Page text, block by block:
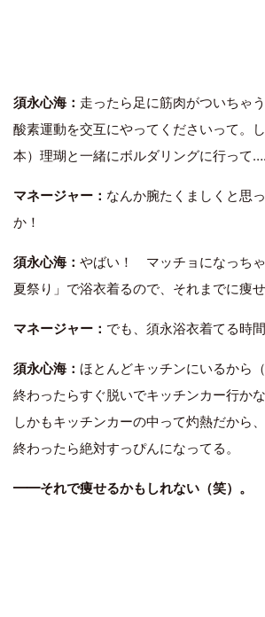
須永心海： 走ったら足に筋肉がついちゃ
酸素運動を交互にやってくださいって。
本）理瑚と一緒にボルダリングに行って
マネージャー： なんか腕たくましくと思
か！
須永心海： やばい！ マッチョになっち
夏祭り」で浴衣着るので、それまでに痩せ
マネージャー： でも、須永浴衣着てる時
須永心海： ほとんどキッチンにいるから
終わったらすぐ脱いでキッチンカー行か
しかもキッチンカーの中って灼熱だから
終わったら絶対すっぴんになってる。
━━それで痩せるかもしれない（笑）。